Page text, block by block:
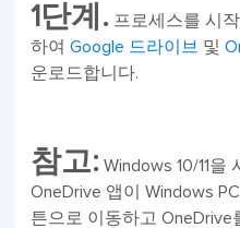
1단계. 프로세스를 시
하여Google 드라이브 및
운로드합니다.
참고: Windows 10/11을
OneDrive 앱이 Windows
튼으로 이동하고